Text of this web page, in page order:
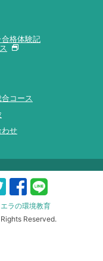
合格体験記
コース
わせ
ラの環境教育
Reserved.